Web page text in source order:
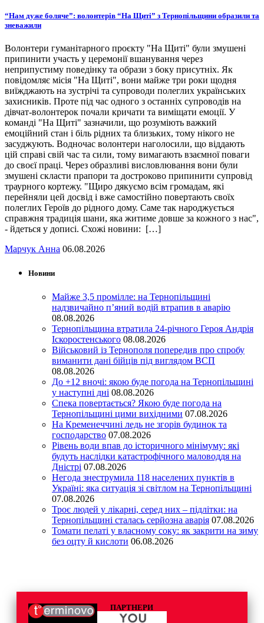
“Нам дуже боляче”: волонтерів “На Щиті” з Тернопільщини образили та
зневажили
Волонтери гуманітарного проєкту "На Щиті" були змушені
припинити участь у церемонії вшанування через
неприпустиму поведінку та образи з боку присутніх. Як
повідомляє місія "На Щиті", вони майже три роки щодня
виїжджають на зустрічі та супроводи полеглих українських
захисників. Проте під час одного з останніх супроводів на
дівчат-волонтерок почали кричати та виміщати емоції. У
команді "На Щиті" зазначили, що розуміють важкий
емоційний стан і біль рідних та близьких, тому нікого не
засуджують. Водночас волонтери наголосили, що віддають
цій справі свій час та сили, тому вимагають взаємної поваги
до своєї праці. Через образливі висловлювання вони були
змушені скласти прапори та достроково припинити супровід
траурного кортежу. "Щиро дякуємо всім громадам, які
перейняли цей досвід і вже самостійно повертають своїх
полеглих Героїв до рідного дому. Саме так народжується
справжня традиція шани, яка житиме довше за кожного з нас",
- йдеться у дописі. Схожі новини: […]
Марчук Анна 06.08.2026
Новини
Майже 3,5 промілле: на Тернопільщині
надзвичайно п’яний водій втрапив в аварію
08.08.2026
Тернопільщина втратила 24-річного Героя Андрія
Іскоростенського 08.08.2026
Військовий із Тернополя попередив про спробу
виманити дані бійців під виглядом ВСП
08.08.2026
До +12 вночі: якою буде погода на Тернопільщині
у наступні дні 08.08.2026
Спека повертається? Якою буде погода на
Тернопільщині цими вихідними 07.08.2026
На Кременеччині ледь не згорів будинок та
господарство 07.08.2026
Рівень води впав до історичного мінімуму: які
будуть наслідки катастрофічного маловоддя на
Дністрі 07.08.2026
Негода знеструмила 118 населених пунктів в
Україні: яка ситуація зі світлом на Тернопільщині
07.08.2026
Троє людей у лікарні, серед них – підлітки: на
Тернопільщині сталась серйозна аварія 07.08.2026
Томати пелаті у власному соку: як закрити на зиму
без оцту й кислоти 06.08.2026
ПАРТНЕРИ